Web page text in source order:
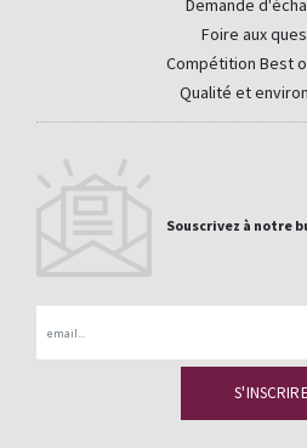
Demande
Foire aux
Compétition Best
Qualité et
Souscrivez à notre